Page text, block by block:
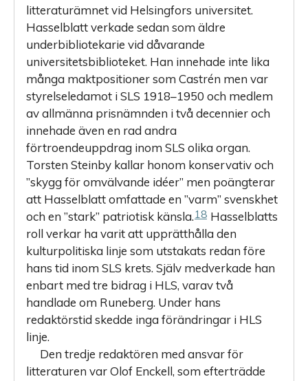
litteraturämnet vid Helsingfors universitet.
Hasselblatt verkade sedan som äldre
underbibliotekarie vid dåvarande
universitetsbiblioteket. Han innehade inte lika
många maktpositioner som Castrén men var
styrelseledamot i SLS 1918–1950 och medlem
av allmänna prisnämnden i två decennier och
innehade även en rad andra
förtroendeuppdrag inom SLS olika organ.
Torsten Steinby kallar honom konservativ och
”skygg för omvälvande idéer” men poäng­terar
att Hasselblatt omfattade en ”varm” svenskhet
och en ”stark” patriotisk känsla.18 Hasselblatts
roll verkar ha varit att upprätthålla den
kulturpolitiska linje som utstakats redan före
hans tid inom SLS krets. Själv medverkade han
enbart med tre bidrag i HLS, varav två
handlade om Runeberg. Under hans
redaktörstid skedde inga förändringar i HLS
linje.
Den tredje redaktören med ansvar för
litteraturen var Olof Enckell, som efterträdde